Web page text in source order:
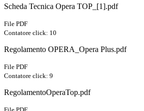
Scheda Tecnica Opera TOP_[1].pdf
File PDF
Contatore click: 10
Regolamento OPERA_Opera Plus.pdf
File PDF
Contatore click: 9
RegolamentoOperaTop.pdf